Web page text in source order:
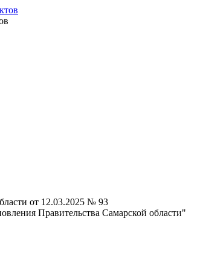
от 12.03.2025 № 93
Правительства Самарской области"